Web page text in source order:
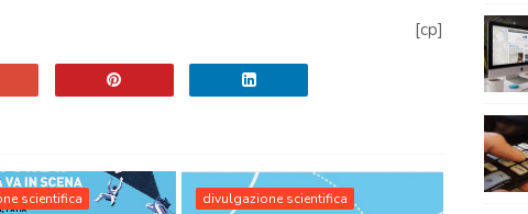
[cp]
scientifica divulgazione scientifica